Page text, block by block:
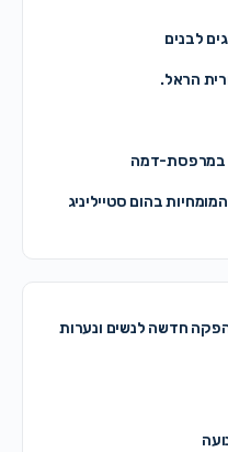
לבנים
הראל.
במרפסת-דמה
בהום סטייליניג
חדשה לנשים ונערות